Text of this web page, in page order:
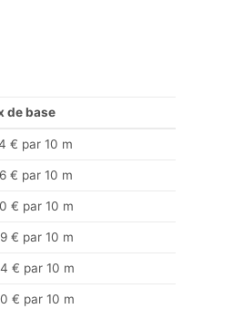
de base
€ par 10 m
€ par 10 m
€ par 10 m
€ par 10 m
€ par 10 m
€ par 10 m